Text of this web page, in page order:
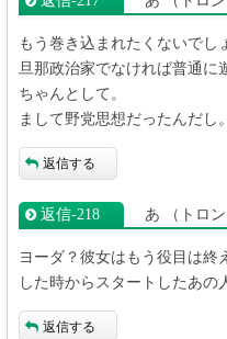
もう巻き込まれたくないでし
旦那政治家でなければ普通に
ちゃんとして。
まして野党思想だったんだし。
返信する
返信‐218 あ （トロン
ヨーダ？彼女はもう役目は終
した時からスタートしたあの
返信する